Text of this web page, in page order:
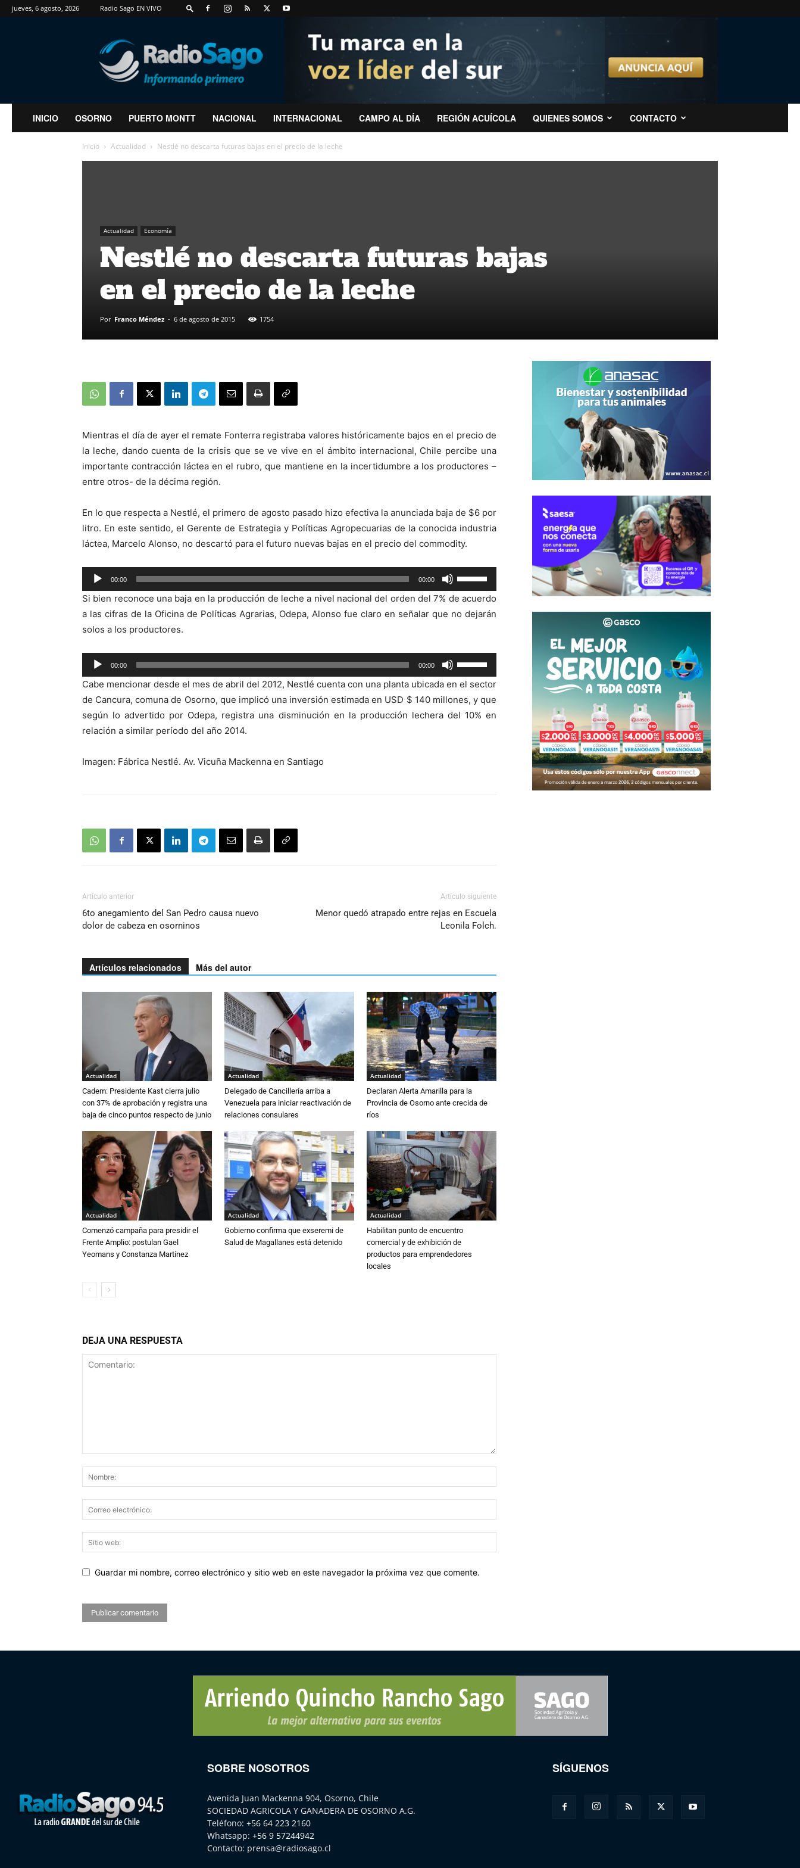
jueves, 6 agosto, 2026 Radio Sago EN VIVO
RadioSago
INICIO OSORNO PUERTO MONTT NACIONAL INTERNACIONAL CAMPO AL DÍA REGIÓN ACUÍCOLA QUIENES SOMOS CONTACTO
Inicio Actualidad Nestlé no descarta futuras bajas en el precio de la leche
Actualidad Economía
Nestlé no descarta futuras bajas
en el precio de la leche
Por Franco Méndez - 6 de agosto de 2015 1754
Mientras el día de ayer el remate Fonterra registraba valores históricamente bajos en el precio de
la leche, dando cuenta de la crisis que se ve vive en el ámbito internacional, Chile percibe una
importante contracción láctea en el rubro, que mantiene en la incertidumbre a los productores –
entre otros- de la décima región.
En lo que respecta a Nestlé, el primero de agosto pasado hizo efectiva la anunciada baja de $6 por
litro. En este sentido, el Gerente de Estrategia y Políticas Agropecuarias de la conocida industria
láctea, Marcelo Alonso, no descartó para el futuro nuevas bajas en el precio del commodity.
Reproductor
de
audio
00:00 00:00
las
teclas
de
arriba/abajo
para
aumentar
o
disminuir
Si bien reconoce una baja en la producción de leche a nivel nacional del orden del 7% de acuerdo
a las cifras de la Oficina de Políticas Agrarias, Odepa, Alonso fue claro en señalar que no dejarán
solos a los productores.
Reproductor
de
audio
00:00 00:00
las
teclas
de
flecha
Cabe mencionar desde el mes de abril del 2012, Nestlé cuenta con una planta ubicada en el sector
de Cancura, comuna de Osorno, que implicó una inversión estimada en USD $ 140 millones, y que
según lo advertido por Odepa, registra una disminución en la producción lechera del 10% en
relación a similar período del año 2014.
Imagen: Fábrica Nestlé. Av. Vicuña Mackenna en Santiago
Artículo anterior
6to anegamiento del San Pedro causa nuevo
dolor de cabeza en osorninos
Artículo siguiente
Menor quedó atrapado entre rejas en Escuela
Leonila Folch.
Artículos relacionados Más del autor
Actualidad
Cadem: Presidente Kast cierra julio
con 37% de aprobación y registra una
baja de cinco puntos respecto de junio
Actualidad
Delegado de Cancillería arriba a
Venezuela para iniciar reactivación de
relaciones consulares
Actualidad
Declaran Alerta Amarilla para la
Provincia de Osorno ante crecida de
ríos
Actualidad
Comenzó campaña para presidir el
Frente Amplio: postulan Gael
Yeomans y Constanza Martínez
Actualidad
Gobierno confirma que exseremi de
Salud de Magallanes está detenido
Actualidad
Habilitan punto de encuentro
comercial y de exhibición de
productos para emprendedores
locales
DEJA UNA RESPUESTA
Guardar mi nombre, correo electrónico y sitio web en este navegador la próxima vez que comente.
SOBRE NOSOTROS
Avenida Juan Mackenna 904, Osorno, Chile
SOCIEDAD AGRICOLA Y GANADERA DE OSORNO A.G.
Teléfono: +56 64 223 2160
Whatsapp: +56 9 57244942
Contacto: prensa@radiosago.cl
SÍGUENOS